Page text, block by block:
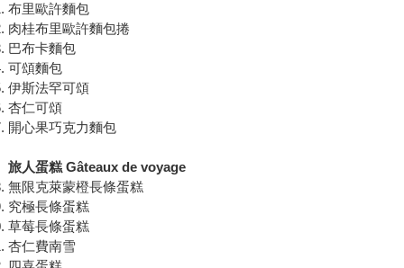
布里歐許麵包
肉桂布里歐許麵包捲
巴布卡麵包
可頌麵包
伊斯法罕可頌
杏仁可頌
開心果巧克力麵包
旅人蛋糕 Gâteaux de voyage
無限克萊蒙橙長條蛋糕
究極長條蛋糕
草莓長條蛋糕
杏仁費南雪